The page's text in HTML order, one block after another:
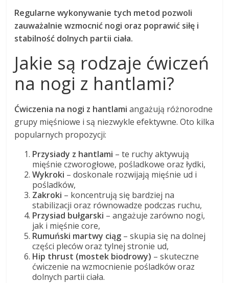
Regularne wykonywanie tych metod pozwoli
zauważalnie wzmocnić nogi oraz poprawić siłę i
stabilność dolnych partii ciała.
Jakie są rodzaje ćwiczeń
na nogi z hantlami?
Ćwiczenia na nogi z hantlami angażują różnorodne
grupy mięśniowe i są niezwykle efektywne. Oto kilka
popularnych propozycji:
Przysiady z hantlami – te ruchy aktywują
mięśnie czworogłowe, pośladkowe oraz łydki,
Wykroki – doskonale rozwijają mięśnie ud i
pośladków,
Zakroki – koncentrują się bardziej na
stabilizacji oraz równowadze podczas ruchu,
Przysiad bułgarski – angażuje zarówno nogi,
jak i mięśnie core,
Rumuński martwy ciąg – skupia się na dolnej
części pleców oraz tylnej stronie ud,
Hip thrust (mostek biodrowy) – skuteczne
ćwiczenie na wzmocnienie pośladków oraz
dolnych partii ciała.